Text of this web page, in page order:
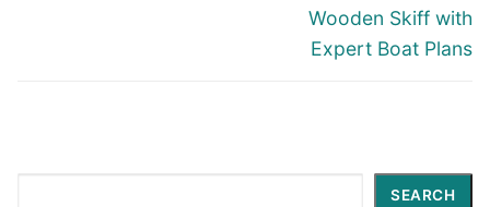
Wooden Skiff with
Expert Boat Plans
SEARCH